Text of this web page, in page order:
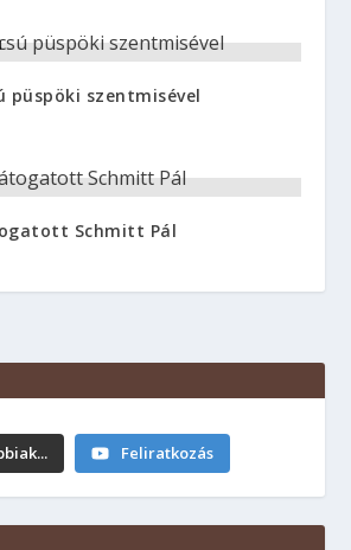
püspöki szentmisével
Schmitt Pál
Неділі звичайного періоду.
Feliratkozás